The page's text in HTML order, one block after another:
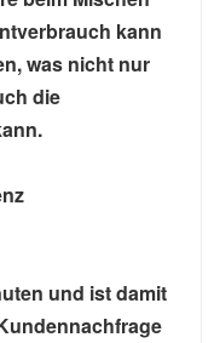
kann
was nicht nur
die
und ist damit